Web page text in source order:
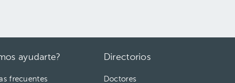
ayudarte?
frecuentes
Directorios
Doctores